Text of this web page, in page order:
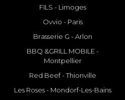
FILS - Limoges
Ovvio - Paris
Brasserie G - Arlon
BBQ &GRILL MOBILE -
Montpellier
Red Beef - Thionville
Les Roses - Mondorf-Les-Bains